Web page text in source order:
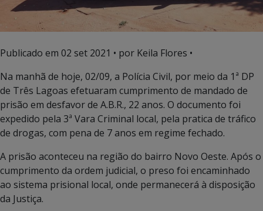
Publicado em 02 set 2021 • por Keila Flores •
Na manhã de hoje, 02/09, a Polícia Civil, por meio da 1ª DP
de Três Lagoas efetuaram cumprimento de mandado de
prisão em desfavor de A.B.R., 22 anos. O documento foi
expedido pela 3ª Vara Criminal local, pela pratica de tráfico
de drogas, com pena de 7 anos em regime fechado.
A prisão aconteceu na região do bairro Novo Oeste. Após o
cumprimento da ordem judicial, o preso foi encaminhado
ao sistema prisional local, onde permanecerá à disposição
da Justiça.